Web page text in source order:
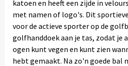
katoen en heeft een zijde in
met namen of logo's. Dit
voor de actieve sporter op de
golfhanddoek aan je tas, zodat je
ogen kunt vegen en kunt zien
hebt gemaakt. Na zo'n goede bal